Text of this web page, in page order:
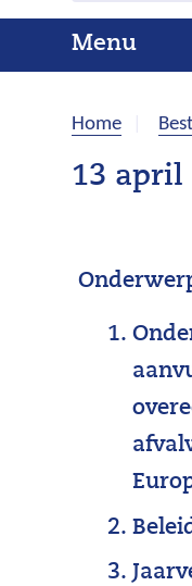
geweigerd.
o
e
k
e
MenuU
i
a
p
n
Home
13 april